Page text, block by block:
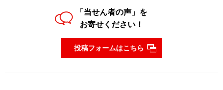
「当せん者の声」を
お寄せください！
投稿フォームはこちら